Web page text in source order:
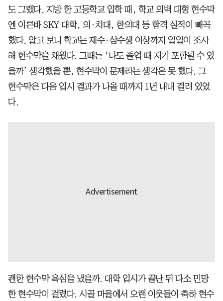
도 그랬다. 지방 한 고등학교 입학 때, 학교 외벽 대형 현수막
엔 이른바 SKY 대학, 의·치대, 한의대 등 합격 실적이 빼곡
했다. 알고 보니 학교는 재수·삼수생 이상까지 일일이 조사
해 현수막을 채웠다. 그때는 ‘나도 졸업 때 저기 포함될 수 있
을까’ 생각했을 뿐, 현수막이 문제라는 생각은 못 했다. 그
현수막은 다음 입시 결과가 나올 때까지 1년 내내 걸려 있었
다.
괜한 현수막 욕심을 냈을까. 대학 입시가 끝난 뒤 다소 민망
한 현수막이 걸렸다. 시골 마을에서 오랜 이웃들이 축하 현수